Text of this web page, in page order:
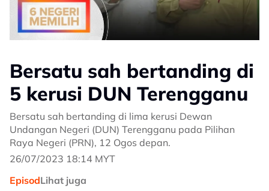
Bersatu sah bertanding di
5 kerusi DUN Terengganu
Bersatu sah bertanding di lima kerusi Dewan
Undangan Negeri (DUN) Terengganu pada Pilihan
Raya Negeri (PRN), 12 Ogos depan.
26/07/2023 18:14 MYT
EpisodLihat juga